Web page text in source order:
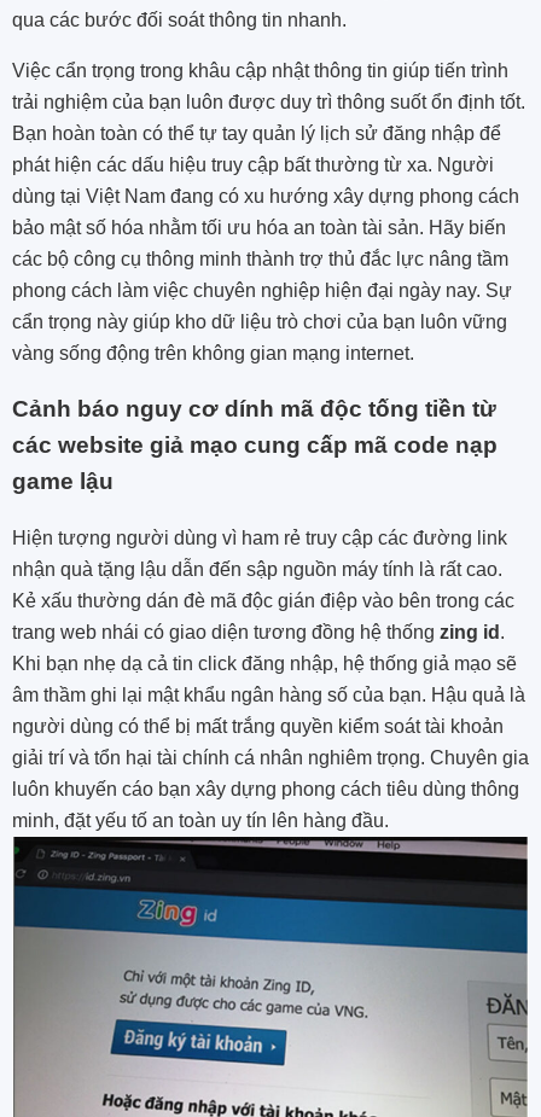
qua các bước đối soát thông tin nhanh.
Việc cẩn trọng trong khâu cập nhật thông tin giúp tiến trình
trải nghiệm của bạn luôn được duy trì thông suốt ổn định tốt.
Bạn hoàn toàn có thể tự tay quản lý lịch sử đăng nhập để
phát hiện các dấu hiệu truy cập bất thường từ xa. Người
dùng tại Việt Nam đang có xu hướng xây dựng phong cách
bảo mật số hóa nhằm tối ưu hóa an toàn tài sản. Hãy biến
các bộ công cụ thông minh thành trợ thủ đắc lực nâng tầm
phong cách làm việc chuyên nghiệp hiện đại ngày nay. Sự
cẩn trọng này giúp kho dữ liệu trò chơi của bạn luôn vững
vàng sống động trên không gian mạng internet.
Cảnh báo nguy cơ dính mã độc tống tiền từ
các website giả mạo cung cấp mã code nạp
game lậu
Hiện tượng người dùng vì ham rẻ truy cập các đường link
nhận quà tặng lậu dẫn đến sập nguồn máy tính là rất cao.
Kẻ xấu thường dán đè mã độc gián điệp vào bên trong các
trang web nhái có giao diện tương đồng hệ thống zing id .
Khi bạn nhẹ dạ cả tin click đăng nhập, hệ thống giả mạo sẽ
âm thầm ghi lại mật khẩu ngân hàng số của bạn. Hậu quả là
người dùng có thể bị mất trắng quyền kiểm soát tài khoản
giải trí và tổn hại tài chính cá nhân nghiêm trọng. Chuyên gia
luôn khuyến cáo bạn xây dựng phong cách tiêu dùng thông
minh, đặt yếu tố an toàn uy tín lên hàng đầu.